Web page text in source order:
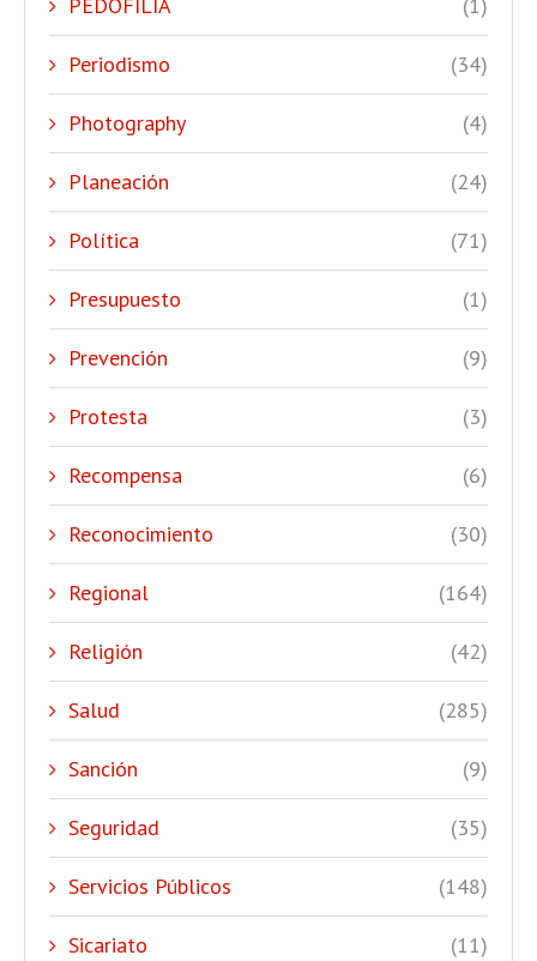
Periodismo (34)
Photography (4)
Planeación (24)
Política (71)
Presupuesto (1)
Prevención (9)
Protesta (3)
Recompensa (6)
Reconocimiento (30)
Regional (164)
Religión (42)
Salud (285)
Sanción (9)
Seguridad (35)
Servicios Públicos (148)
Sicariato (11)